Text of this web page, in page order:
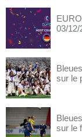
03/12/
sur le
sur le